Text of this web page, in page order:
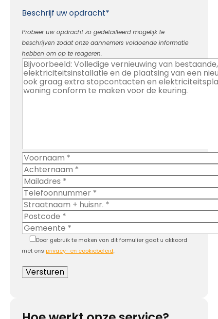
Beschrijf uw opdracht*
Probeer uw opdracht zo gedetailleerd mogelijk te
beschrijven zodat onze aannemers voldoende informatie
hebben om op te reageren.
Door gebruik te maken van dit formulier gaat u akkoord
met ons privacy- en cookiebeleid.